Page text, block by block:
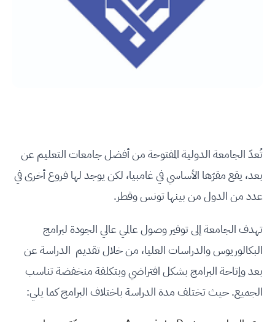
تُعدّ الجامعة الدولية المفتوحة من أفضل جامعات التعليم عن
بعد، يقع مقرّها الأساسي في غامبيا، لكن يوجد لها فروع أخرى في
عدد من الدول من بينها تونس وقطر.
تهدف الجامعة إلى توفير وصول عالمي عالي الجودة لبرامج
البكالوريوس والدراسات العليا، من خلال تقديم الدراسة عن
بعد وإتاحة البرامج بشكل افتراضي وبتكلفة منخفضة تناسب
الجميع. حيث تختلف مدة الدراسة باختلاف البرامج كما يلي: